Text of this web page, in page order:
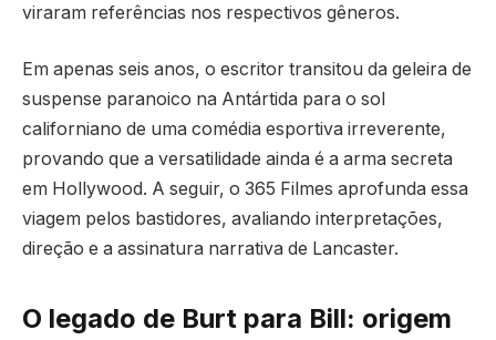
viraram referências nos respectivos gêneros.
Em apenas seis anos, o escritor transitou da geleira de
suspense paranoico na Antártida para o sol
californiano de uma comédia esportiva irreverente,
provando que a versatilidade ainda é a arma secreta
em Hollywood. A seguir, o 365 Filmes aprofunda essa
viagem pelos bastidores, avaliando interpretações,
direção e a assinatura narrativa de Lancaster.
O legado de Burt para Bill: origem